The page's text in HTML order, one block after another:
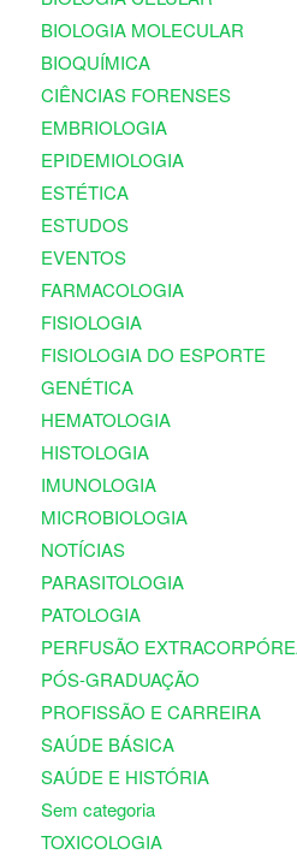
BIOLOGIA MOLECULAR
BIOQUÍMICA
CIÊNCIAS FORENSES
EMBRIOLOGIA
EPIDEMIOLOGIA
ESTÉTICA
ESTUDOS
EVENTOS
FARMACOLOGIA
FISIOLOGIA
FISIOLOGIA DO ESPORTE
GENÉTICA
HEMATOLOGIA
HISTOLOGIA
IMUNOLOGIA
MICROBIOLOGIA
NOTÍCIAS
PARASITOLOGIA
PATOLOGIA
PERFUSÃO
PÓS-GRADUAÇÃO
PROFISSÃO E CARREIRA
SAÚDE BÁSICA
SAÚDE E HISTÓRIA
Sem categoria
TOXICOLOGIA